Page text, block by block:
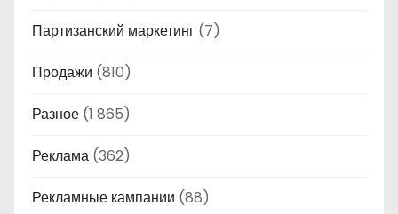
Партизанский маркетинг (7)
Продажи (810)
Разное (1 865)
Реклама (362)
Рекламные кампании (88)